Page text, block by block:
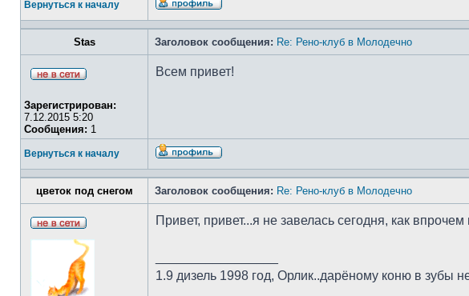
Вернуться к началу
Stas Заголовок сообщения: Re: Рено-клуб в Молодечно
Зарегистрирован:
7.12.2015 5:20
Сообщения: 1
Всем привет!
Вернуться к началу
цветок под снегом Заголовок сообщения: Re: Рено-клуб в Молодечно
Привет, привет...я не завелась сегодня, как
1.9 дизель 1998 год, Орлик..дарёному коню в зубы